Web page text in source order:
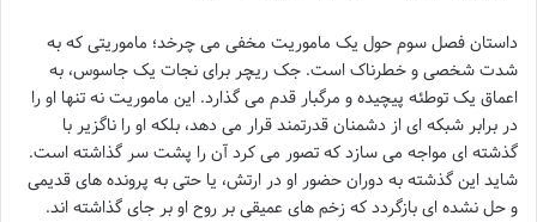
داستان فصل سوم حول یک ماموریت مخفی می چرخد؛ ماموریتی که به
شدت شخصی و خطرناک است. جک ریچر برای نجات یک جاسوس، به
اعماق یک توطئه پیچیده و مرگبار قدم می گذارد. این ماموریت نه تنها او را
در برابر شبکه ای از دشمنان قدرتمند قرار می دهد، بلکه او را ناگزیر با
گذشته ای مواجه می سازد که تصور می کرد آن را پشت سر گذاشته است.
شاید این گذشته به دوران حضور او در ارتش، یا حتی به پرونده های قدیمی
و حل نشده ای بازگردد که زخم های عمیقی بر روح او بر جای گذاشته اند.